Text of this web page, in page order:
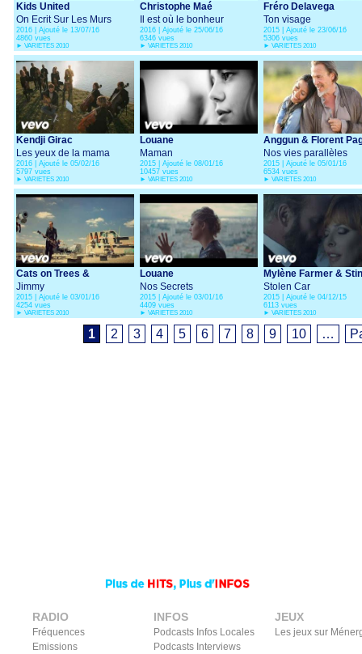
Kids United
On Ecrit Sur Les Murs
2016 | Ajouté le 13/07/16
4860 vues
► VARIETES 2010
Christophe Maé
Il est où le bonheur
2016 | Ajouté le 25/06/16
6346 vues
► VARIETES 2010
Fréro Delavega
Ton visage
2015 | Ajouté le 23/06/16
5306 vues
► VARIETES 2010
Kendji Girac
Les yeux de la mama
2016 | Ajouté le 05/02/16
5797 vues
► VARIETES 2010
Louane
Maman
2015 | Ajouté le 08/01/16
10457 vues
► VARIETES 2010
Anggun & Florent
Nos vies parallèles
2015 | Ajouté le 05/01/16
6534 vues
► VARIETES 2010
Cats on Trees &
Calogero
Jimmy
2015 | Ajouté le 03/01/16
4254 vues
► VARIETES 2010
Louane
Nos Secrets
2015 | Ajouté le 03/01/16
4409 vues
► VARIETES 2010
Mylène Farmer &
Stolen Car
2015 | Ajouté le 04/12/15
6113 vues
► VARIETES 2010
1 2 3 4 5 6 7 8 9 10 …
RADIO
Fréquences
Emissions
INFOS
Podcasts Infos Locales
Podcasts Interviews
JEUX
Les jeux sur